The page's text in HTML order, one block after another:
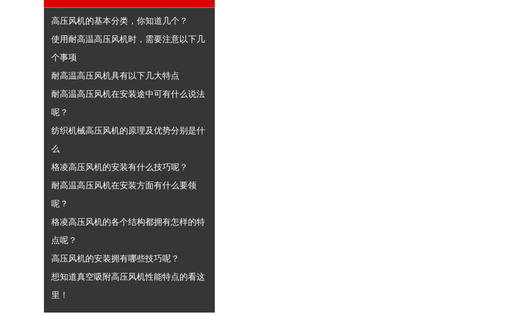
高压风机的基本分类，你知道几个？
使用耐高温高压风机时，需要注意以下几
个事项
耐高温高压风机具有以下几大特点
耐高温高压风机在安装途中可有什么说法
呢？
纺织机械高压风机的原理及优势分别是什
么
格凌高压风机的安装有什么技巧呢？
耐高温高压风机在安装方面有什么要领
呢？
格凌高压风机的各个结构都拥有怎样的特
点呢？
高压风机的安装拥有哪些技巧呢？
想知道真空吸附高压风机性能特点的看这
里！